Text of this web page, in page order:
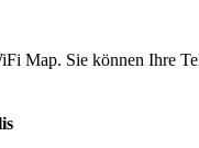
Map. Sie können Ihre